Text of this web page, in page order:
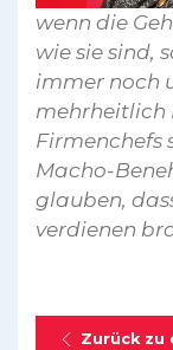
wenn die
wie sie sind,
immer noch
mehrheitlich
Firmenchefs
Macho-
glauben,
verdienen
Zurück zu